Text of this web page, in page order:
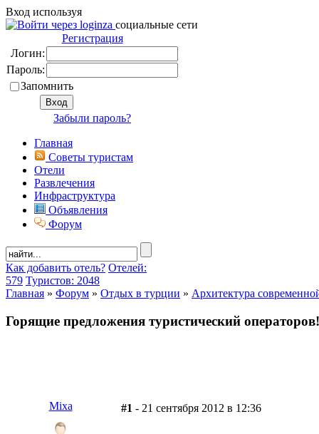
Вход используя
социальные сети
Регистрация
Логин:
Пароль:
Запомнить
Забыли пароль?
Главная
Советы туристам
Отели
Развлечения
Инфраструктура
Объявления
Форум
Как добавить отель? Отелей:
579 Туристов: 2048
Главная » Форум » Отдых в турции » Архитектура
Горящие предложения туристический операторов!
Mixa #1 - 21 сентября 2012 в 12:36